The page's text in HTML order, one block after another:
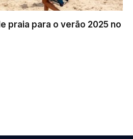
praia para o verão 2025 no